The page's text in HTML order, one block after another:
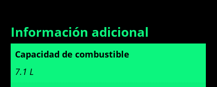
Información adicional
Capacidad de combustible
7.1 L